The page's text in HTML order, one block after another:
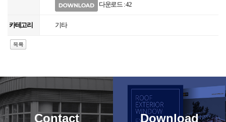
다운로드 : 42
카테고리 기타
Contact Download